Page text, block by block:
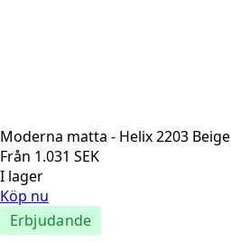
Moderna matta - Helix 2203 Beige
Från 1.031 SEK
I lager
Köp nu
Erbjudande